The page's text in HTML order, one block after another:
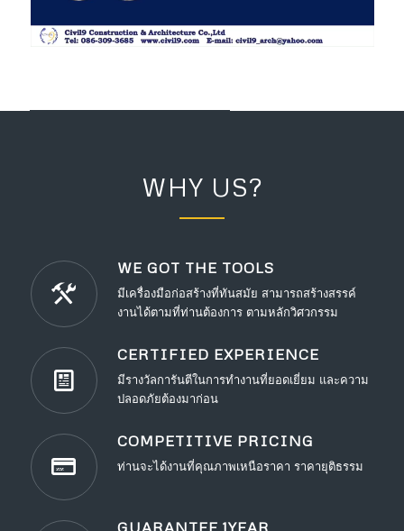
WHY US?
WE GOT THE TOOLS
มีเครื่องมือก่อสร้างที่ทันสมัย สามารถสร้างสรรค์
งานได้ตามที่ท่านต้องการ ตามหลักวิศวกรรม
CERTIFIED EXPERIENCE
มีรางวัลการันตีในการทำงานที่ยอดเยี่ยม และความ
ปลอดภัยต้องมาก่อน
COMPETITIVE PRICING
ท่านจะได้งานที่คุณภาพเหนือราคา ราคายุติธรรม